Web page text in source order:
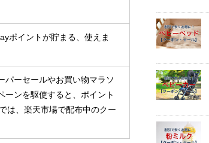
ポイントが貯まる、使えま
パーセールやお買い物マラソ
ーンを駆使すると、ポイント
では、楽天市場で配布中のクー